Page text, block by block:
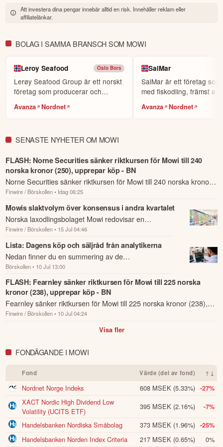
dina investeringar kan gå upp eller ner. Du riskerar ditt kapital.
Att investera dina pengar innebär alltid en risk. Innehåller reklam eller
affiliatelänkar.
BOLAG I SAMMA BRANSCH SOM MOWI
Leroy Seafood Oslo Bors
Lerøy Seafood Group är ett norskt
företag som producerar och
Avanza Nordnet
SalMar
SalMar är ett företag
med fiskodling, främst av
Avanza Nordnet
SENASTE NYHETER OM MOWI
FLASH: Norne Securities sänker riktkursen för Mowi till 240
norska kronor (250), upprepar köp - BN
Norne Securities sänker riktkursen för Mowi till 240 norska kronor
(250), upprepar köp - BN.
Finwire / Börskollen • Idag 06:25
Mowis slaktvolym över konsensus i andra kvartalet
Norska laxodlingsbolaget Mowi redovisar en
slaktvolym om 150 000 ton (GWT) för det andra
kvartalet, vilket var över Bloombergs konsensus på ...
Finwire / Börskollen • 15 Jul 04:46
Lista: Dagens köp och säljråd från analytikerna
Nedan finner du en summering av de
analysrekommendationer och riktkursförändringar
som har rapporterats om idag den 10 juli.
Börskollen • 10 Jul 13:00
FLASH: Fearnley sänker riktkursen för Mowi till 225 norska
kronor (238), upprepar köp - BN
Fearnley sänker riktkursen för Mowi till 225 norska kronor (238),
upprepar köp - BN.
Finwire / Börskollen • 10 Jul 04:24
Visa fler
FONDÄGANDE I MOWI
Fond Värde (del av fond) ↑↓
Nordnet Norge Indeks 608 MSEK (5.33%) -27%
XACT Nordic High Dividend Low
Volatility (UCITS ETF)
395 MSEK (2.16%) -7%
Handelsbanken Nordiska Småbolag 373 MSEK (1.96%) -25%
Handelsbanken Norden Index Criteria 217 MSEK (0.65%) 0%